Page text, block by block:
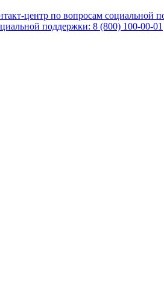
центр по вопросам социальной
поддержки: 8 (800) 100-00-01